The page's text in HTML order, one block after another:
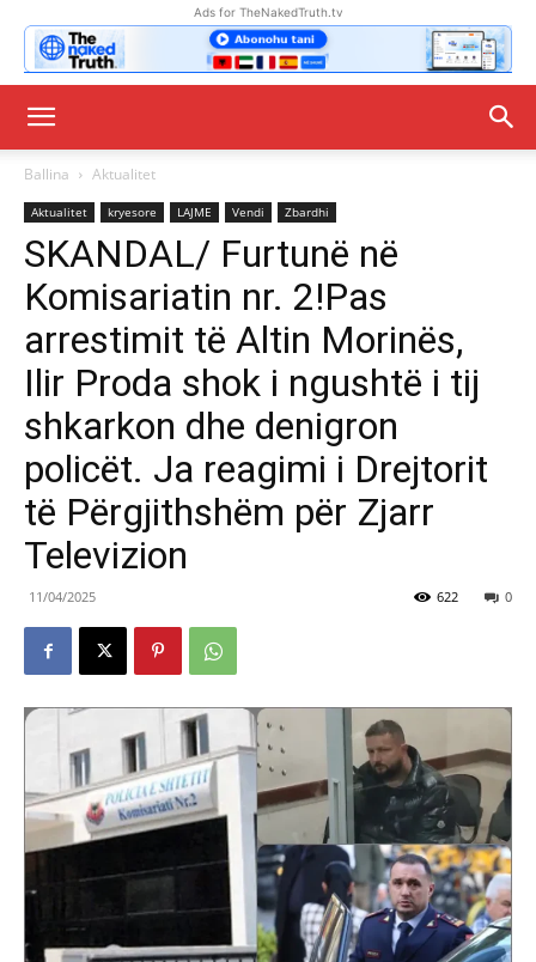
Ads for TheNakedTruth.tv
Ballina Aktualitet
Aktualitet kryesore LAJME Vendi Zbardhi
SKANDAL/ Furtunë në
Komisariatin nr. 2!Pas
arrestimit të Altin Morinës,
Ilir Proda shok i ngushtë i tij
shkarkon dhe denigron
policët. Ja reagimi i Drejtorit
të Përgjithshëm për Zjarr
Televizion
11/04/2025 0
622